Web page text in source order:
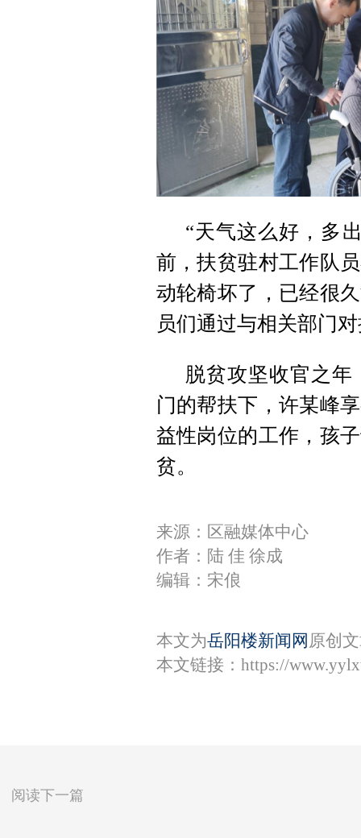
“天气这么好，多
前，扶贫驻村工作队
动轮椅坏了，已经很
员们通过与相关部门
脱贫攻坚收官之
门的帮扶下，许某峰
益性岗位的工作，孩
贫。
来源：区融媒体中心
作者：陆 佳 徐成
编辑：宋俍
本文为岳阳楼新闻网 原创
本文链接： https://
阅读下一篇